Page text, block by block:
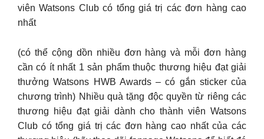
viên Watsons Club có tổng giá trị các đơn hàng cao
nhất
(có thể cộng dồn nhiều đơn hàng và mỗi đơn hàng
cần có ít nhất 1 sản phẩm thuộc thương hiệu đạt giải
thưởng Watsons HWB Awards – có gắn sticker của
chương trình) Nhiều quà tặng độc quyền từ riêng các
thương hiệu đạt giải dành cho thành viên Watsons
Club có tổng giá trị các đơn hàng cao nhất của các